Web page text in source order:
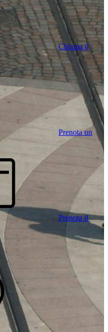
Chiama il
Prenota un
Prenota il